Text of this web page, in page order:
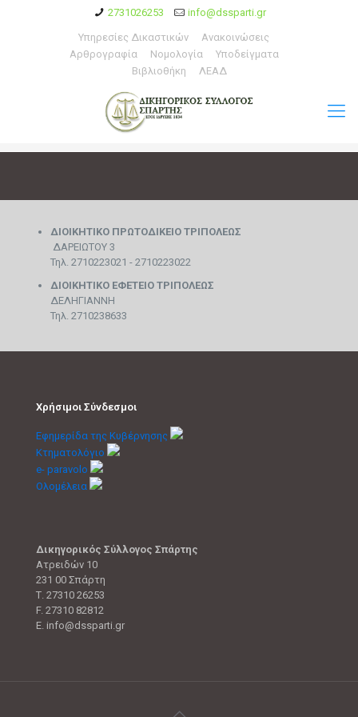
2731026253 info@dssparti.gr
Υπηρεσίες Δικαστικών
Ανακοινώσεις
Αρθρογραφία
Νομολογία
Υποδείγματα
Βιβλιοθήκη
ΛΕΑΔ
ΔΙΟΙΚΗΤΙΚΟ ΠΡΩΤΟΔΙΚΕΙΟ ΤΡΙΠΟΛΕΩΣ
ΔΑΡΕΙΩΤΟΥ 3
Τηλ. 2710223021 - 2710223022
ΔΙΟΙΚΗΤΙΚΟ ΕΦΕΤΕΙΟ ΤΡΙΠΟΛΕΩΣ
ΔΕΛΗΓΙΑΝΝΗ
Τηλ. 2710238633
Χρήσιμοι Σύνδεσμοι
Εφημερίδα της Κυβέρνησης
Κτηματολόγιο
e- paravolo
Ολομέλεια
Δικηγορικός Σύλλογος Σπάρτης
Ατρειδών 10
231 00 Σπάρτη
Τ. 27310 26253
F. 27310 82812
E. info@dssparti.gr